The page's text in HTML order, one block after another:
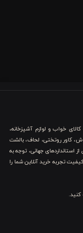
کالای خواب و لوازم آشپزخانه،
کاور روتختی، لحاف، بالشت
استانداردهای جهانی، توجه به
تجربه خرید آنلاین شما را